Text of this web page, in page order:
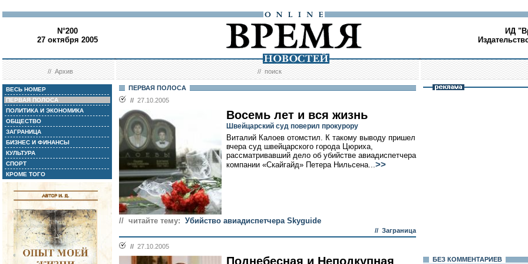
N°200
27 октября 2005
ИД
//Архив //поиск
ВЕСЬ НОМЕР
ПЕРВАЯ ПОЛОСА
ПОЛИТИКА И ЭКОНОМИКА
ОБЩЕСТВО
ЗАГРАНИЦА
БИЗНЕС И ФИНАНСЫ
КУЛЬТУРА
СПОРТ
КРОМЕ ТОГО
ПЕРВАЯ ПОЛОСА
// 27.10.2005
Восемь лет и вся жизнь
Швейцарский суд поверил прокурору
Виталий Калоев отомстил. К такому выводу пришел
вчера суд швейцарского города Цюриха,
рассматривавший дело об убийстве авиадиспетчера
компании «Скайгайд» Петера Нильсена...>>
// читайте тему: Убийство авиадиспетчера Skyguide
// Заграница
// 27.10.2005
Поднебесная и Неподкупная
БЕЗ КОМMЕНТАРИЕВ